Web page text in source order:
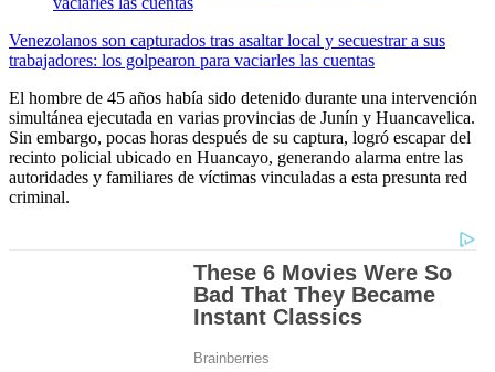
Venezolanos son capturados tras asaltar local y secuestrar a sus
trabajadores: los golpearon para vaciarles las cuentas
El hombre de 45 años había sido detenido durante una intervención
simultánea ejecutada en varias provincias de Junín y Huancavelica.
Sin embargo, pocas horas después de su captura, logró escapar del
recinto policial ubicado en Huancayo, generando alarma entre las
autoridades y familiares de víctimas vinculadas a esta presunta red
criminal.